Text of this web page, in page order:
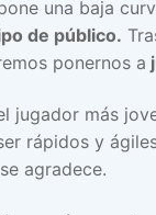
una baja
de público.
ponernos a
jugador más
rápidos y
agradece.